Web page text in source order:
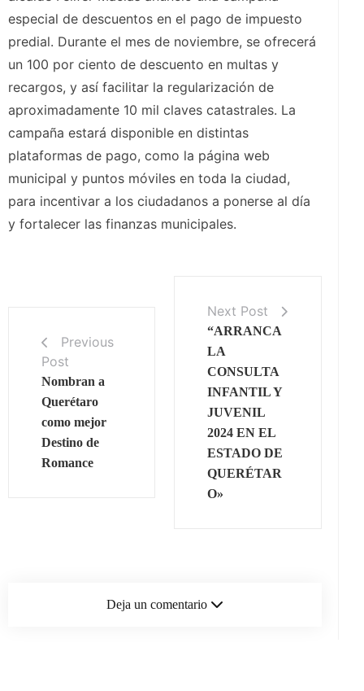
especial de descuentos en el pago de impuesto
predial. Durante el mes de noviembre, se ofrecerá
un 100 por ciento de descuento en multas y
recargos, y así facilitar la regularización de
aproximadamente 10 mil claves catastrales. La
campaña estará disponible en distintas
plataformas de pago, como la página web
municipal y puntos móviles en toda la ciudad,
para incentivar a los ciudadanos a ponerse al día
y fortalecer las finanzas municipales.
Previous
Post
Nombran a
Querétaro
como mejor
Destino de
Romance
Next Post
“ARRANCA
LA
CONSULTA
INFANTIL Y
JUVENIL
2024 EN EL
ESTADO DE
QUERÉTAR
O»
Deja un comentario